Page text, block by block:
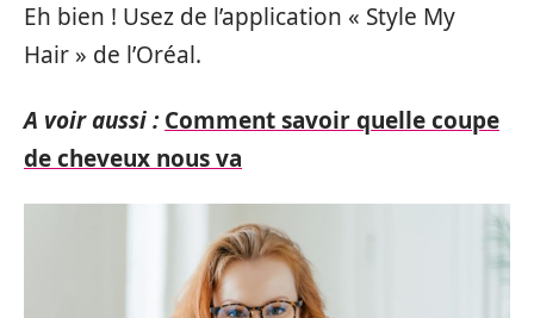
Eh bien ! Usez de l’application « Style My
Hair » de l’Oréal.
A voir aussi : Comment savoir quelle coupe
de cheveux nous va